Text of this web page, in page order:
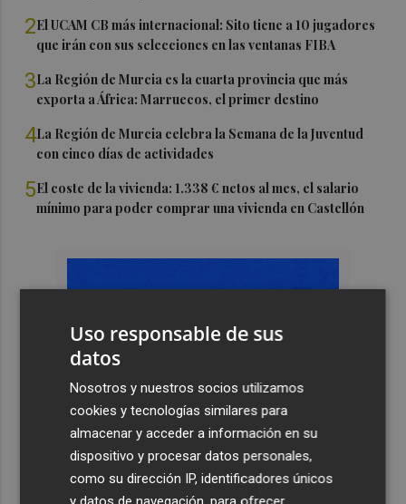
2El UCAM CB más internacional: Sito tiene a 10 jugadores
que irán con sus selecciones en las ventanas FIBA
3La Región de Murcia es la cuarta provincia que más
exporta a África: Marruecos, el primer destino
4La Región de Murcia celebra la Semana de la Juventud
con cinco días de actividades
5El coste de la vivienda: 1.338 € netos al mes, el salario
mínimo para poder comprar una vivienda en Castellón
Uso responsable de sus
datos
Nosotros y nuestros socios utilizamos
cookies y tecnologías similares para
almacenar y acceder a información en su
dispositivo y procesar datos personales,
como su dirección IP, identificadores únicos